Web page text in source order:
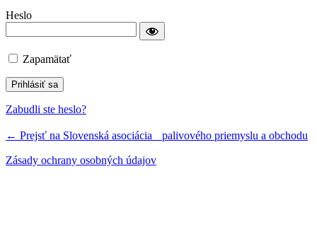
Heslo
Zapamätať
Zabudli ste heslo?
← Prejsť na Slovenská asociácia palivového priemyslu a obchodu
Zásady ochrany osobných údajov